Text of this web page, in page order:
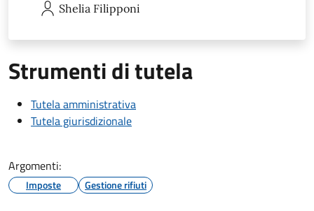
Shelia Filipponi
Strumenti di tutela
Tutela amministrativa
Tutela giurisdizionale
Argomenti:
Imposte Gestione rifiuti